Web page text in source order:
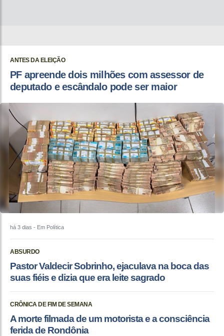
ANTES DA ELEIÇÃO
PF apreende dois milhões com assessor de
deputado e escândalo pode ser maior
há 3 dias - Em Política
ABSURDO
Pastor Valdecir Sobrinho, ejaculava na boca das
suas fiéis e dizia que era leite sagrado
CRÔNICA DE FIM DE SEMANA
A morte filmada de um motorista e a consciência
ferida de Rondônia